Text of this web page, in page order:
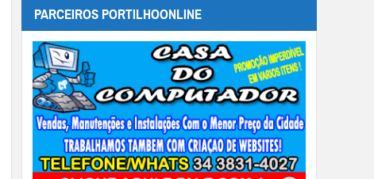
PARCEIROS PORTILHOONLINE